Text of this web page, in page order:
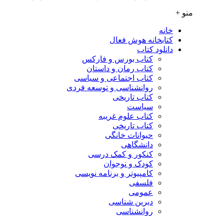
منو +
خانه
کتابخانه هوش فعال
دانلود کتاب
کتاب بورس و فارکس
کتاب رمان و داستان
کتاب اجتماعی و سیاسی
روانشناسی و توسعه فردی
کتاب تاریخی
سیاست
کتاب علوم غریبه
کتاب تاریخی
حیوانات خانگی
دانشگاهی
کنکور و کمک‌ درسی
کودک و نوجوان
کامپیوتر و برنامه نویسی
فلسفی
عمومی
دیرین شناسی
روانشناسی